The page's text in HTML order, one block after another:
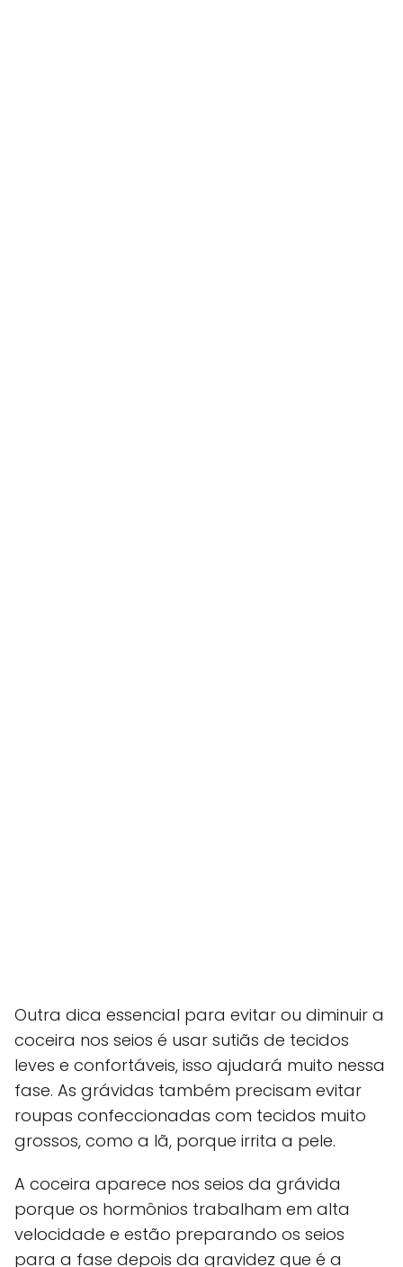
Outra dica essencial para evitar ou diminuir a
coceira nos seios é usar sutiãs de tecidos
leves e confortáveis, isso ajudará muito nessa
fase. As grávidas também precisam evitar
roupas confeccionadas com tecidos muito
grossos, como a lã, porque irrita a pele.
A coceira aparece nos seios da grávida
porque os hormônios trabalham em alta
velocidade e estão preparando os seios
para a fase depois da gravidez que é a